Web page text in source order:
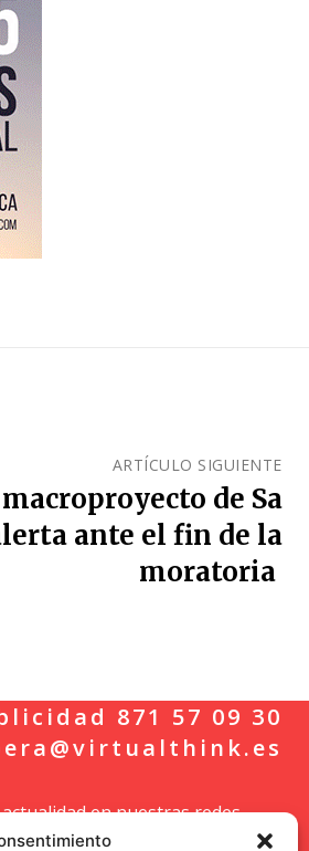
ARTÍCULO SIGUIENTE
de Sa
ante el fin de la
moratoria
871 57 09 30
en nuestras redes